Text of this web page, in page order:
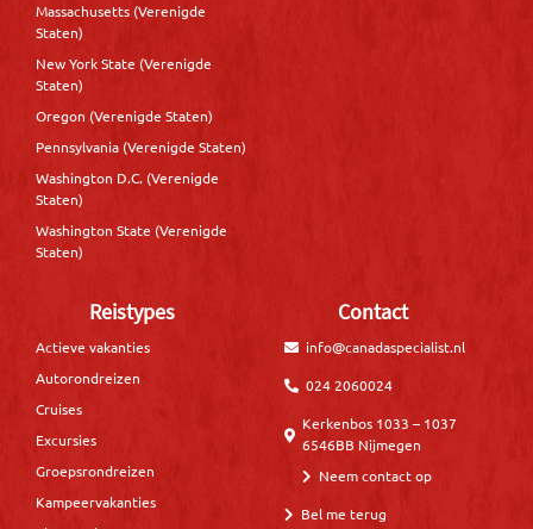
Massachusetts (Verenigde
Staten)
New York State (Verenigde
Staten)
Oregon (Verenigde Staten)
Pennsylvania (Verenigde Staten)
Washington D.C. (Verenigde
Staten)
Washington State (Verenigde
Staten)
Reistypes
Actieve vakanties
Autorondreizen
Cruises
Excursies
Groepsrondreizen
Kampeervakanties
Contact
info@canadaspecialist.nl
024 2060024
Kerkenbos 1033 – 1037
6546BB Nijmegen
Neem contact op
Bel me terug